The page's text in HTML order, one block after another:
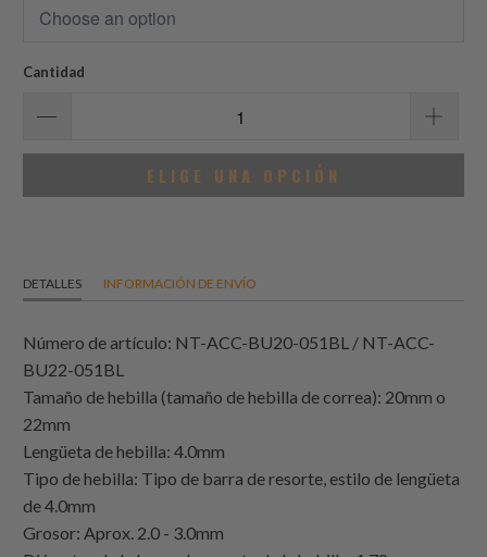
Cantidad
ELIGE UNA OPCIÓN
DETALLES INFORMACIÓN DE ENVÍO
Número de artículo: NT-ACC-BU20-051BL / NT-ACC-
BU22-051BL
Tamaño de hebilla (tamaño de hebilla de correa): 20mm o
22mm
Lengüeta de hebilla: 4.0mm
Tipo de hebilla: Tipo de barra de resorte, estilo de lengüeta
de 4.0mm
Grosor: Aprox. 2.0 - 3.0mm